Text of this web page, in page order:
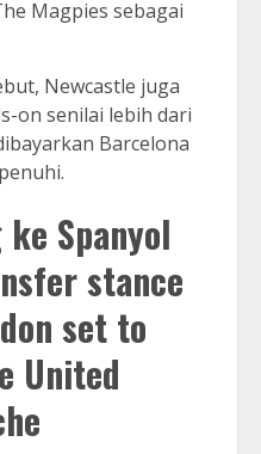
Magpies sebagai
Newcastle juga
on senilai lebih dari
Barcelona
Spanyol